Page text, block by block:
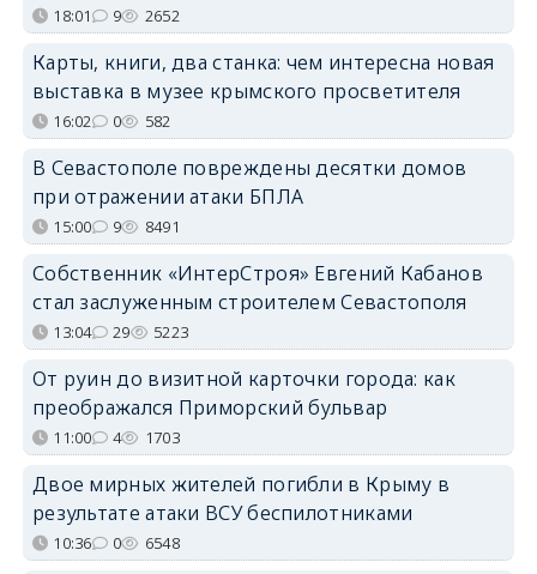
18:01 9 2652
Карты, книги, два станка: чем интересна новая
выставка в музее крымского просветителя
16:02 0 582
В Севастополе повреждены десятки домов
при отражении атаки БПЛА
15:00 9 8491
Собственник «ИнтерСтроя» Евгений Кабанов
стал заслуженным строителем Севастополя
13:04 29 5223
От руин до визитной карточки города: как
преображался Приморский бульвар
11:00 4 1703
Двое мирных жителей погибли в Крыму в
результате атаки ВСУ беспилотниками
10:36 0 6548